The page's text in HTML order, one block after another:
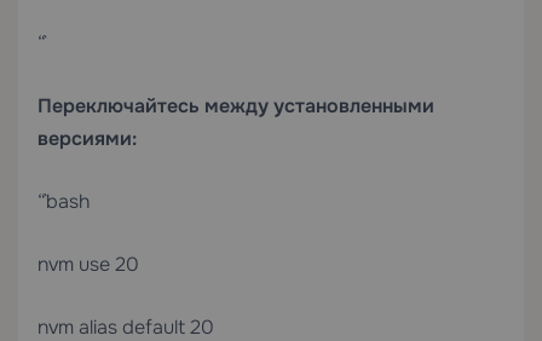
“`
Переключайтесь между установленными
версиями:
“`bash
nvm use 20
nvm alias default 20